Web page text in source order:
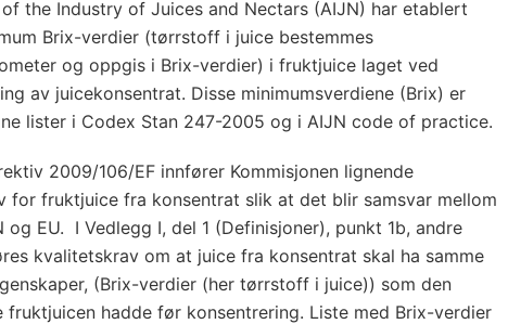
the Industry of Juices and Nectars (AIJN) har etablert
Brix-verdier (tørrstoff i juice bestemmes
og oppgis i Brix-verdier) i fruktjuice laget ved
av juicekonsentrat. Disse minimumsverdiene (Brix) er
lister i Codex Stan 247-2005 og i AIJN code of practice.
2009/106/EF innfører Kommisjonen lignende
for fruktjuice fra konsentrat slik at det blir samsvar mellom
og EU. I Vedlegg I, del 1 (Definisjoner), punkt 1b, andre
kvalitetskrav om at juice fra konsentrat skal ha samme
(Brix-verdier (her tørrstoff i juice)) som den
fruktjuicen hadde før konsentrering. Liste med Brix-verdier